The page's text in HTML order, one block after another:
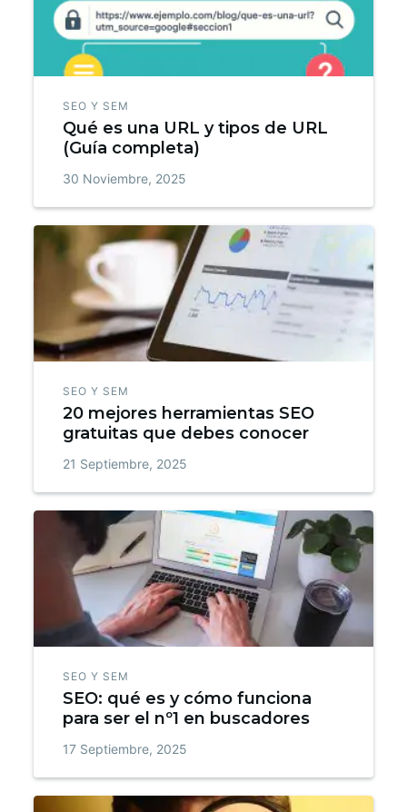
SEO Y SEM
Qué es una URL y tipos de URL
(Guía completa)
30 Noviembre, 2025
SEO Y SEM
20 mejores herramientas SEO
gratuitas que debes conocer
21 Septiembre, 2025
SEO Y SEM
SEO: qué es y cómo funciona
para ser el nº1 en buscadores
17 Septiembre, 2025